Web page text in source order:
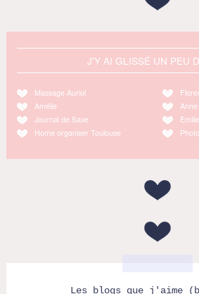
J'Y AI GLISSÉ UN PEU
Massage Auriol
Amélie
Journal de Saxe
Home organiser Toulouse
Anne
Les blogs que j'aime